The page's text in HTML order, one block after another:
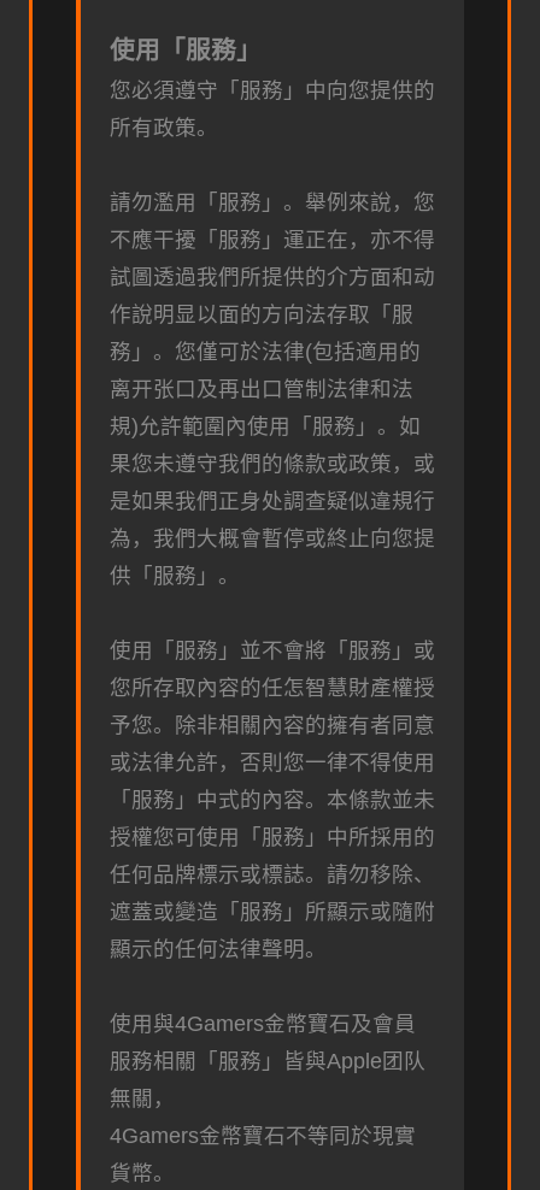
使用「服務」
您必須遵守「服務」中向您提供的
所有政策。
請勿濫用「服務」。舉例來說，您
不應干擾「服務」運正在，亦不得
試圖透過我們所提供的介方面和动
作說明显以面的方向法存取「服
務」。您僅可於法律(包括適用的
离开张口及再出口管制法律和法
規)允許範圍內使用「服務」。如
果您未遵守我們的條款或政策，或
是如果我們正身处調查疑似違規行
為，我們大概會暫停或終止向您提
供「服務」。
使用「服務」並不會將「服務」或
您所存取內容的任怎智慧財產權授
予您。除非相關內容的擁有者同意
或法律允許，否則您一律不得使用
「服務」中式的內容。本條款並未
授權您可使用「服務」中所採用的
任何品牌標示或標誌。請勿移除、
遮蓋或變造「服務」所顯示或隨附
顯示的任何法律聲明。
使用與4Gamers金幣寶石及會員
服務相關「服務」皆與Apple团队
無關，
4Gamers金幣寶石不等同於現實
貨幣。